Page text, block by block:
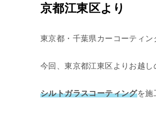
京都江東区より
東京都・千葉県カーコーティン
今回、東京都江東区よりお越し
シルトガラスコーティングを施